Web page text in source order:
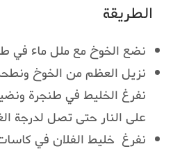
الطريقة
نضع الخوخ مع ملل ماء في
نزيل العظم من الخوخ
نفرغ الخليط في طنجرة
على النار حتى تصل لدرجة
نفرغ خليط الفلان في كاسات